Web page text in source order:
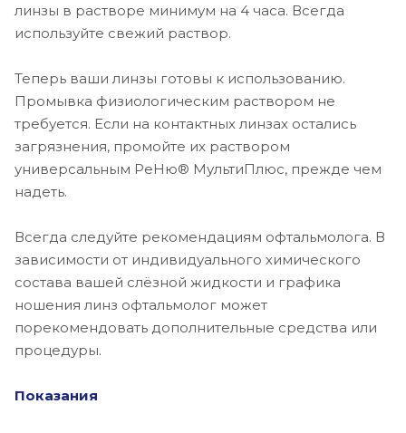
линзы в растворе минимум на 4 часа. Всегда
используйте свежий раствор.
Теперь ваши линзы готовы к использованию.
Промывка физиологическим раствором не
требуется. Если на контактных линзах остались
загрязнения, промойте их раствором
универсальным РеНю® МультиПлюс, прежде чем
надеть.
Всегда следуйте рекомендациям офтальмолога. В
зависимости от индивидуального химического
состава вашей слёзной жидкости и графика
ношения линз офтальмолог может
порекомендовать дополнительные средства или
процедуры.
Показания